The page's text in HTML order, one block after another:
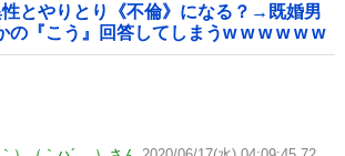
性とやりとり《不倫》になる？→既婚男
の『こう』回答してしまうw w w w w w